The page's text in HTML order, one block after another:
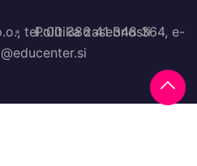
Politika zasebnosti
tel.:00 386 41 348 364, e-